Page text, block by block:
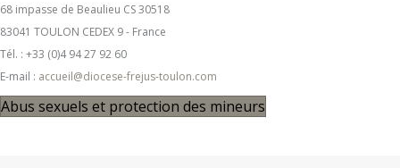
68 impasse de Beaulieu CS 30518
83041 TOULON CEDEX 9 - France
Tél. : +33 (0)4 94 27 92 60
E-mail : accueil@diocese-frejus-toulon.com
Abus sexuels et protection des mineurs